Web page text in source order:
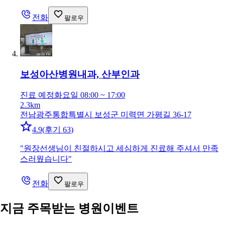
전화 팔로우
보성아산병원 내과, 산부인과
진료 예정화요일 08:00 ~ 17:00
2.3km
전남광주통합특별시 보성군 미력면 가평길 36-17
4.9(후기 63)
"원장선생님이 친절하시고 세심하게 진료해 주셔서 만족
스러웠습니다"
전화 팔로우
지금 주목받는 병원이벤트